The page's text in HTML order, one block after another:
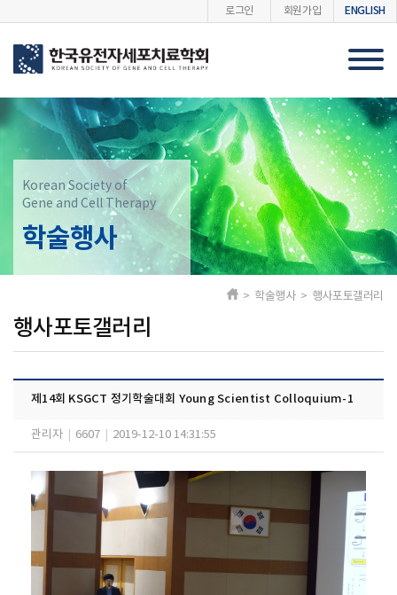
로그인 회원가입 ENGLISH
Korean Society of
Gene and Cell Therapy
학술행사
행사포토갤러리
> 학술행사 > 행사포토갤러리
제14회 KSGCT 정기학술대회 Young Scientist Colloquium-1
관리자 6607 2019-12-10 14:31:55